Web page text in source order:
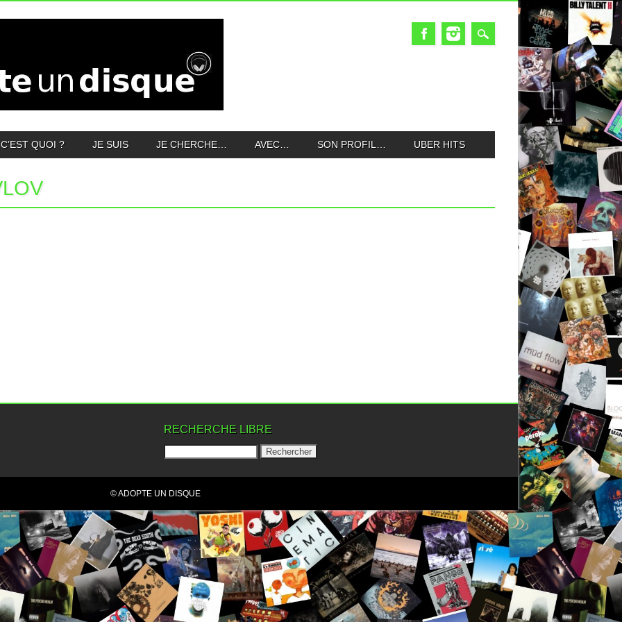
QUOI ? JE SUIS JE CHERCHE… AVEC… SON PROFIL… UBER HITS
RECHERCHE LIBRE
© ADOPTE UN DISQUE